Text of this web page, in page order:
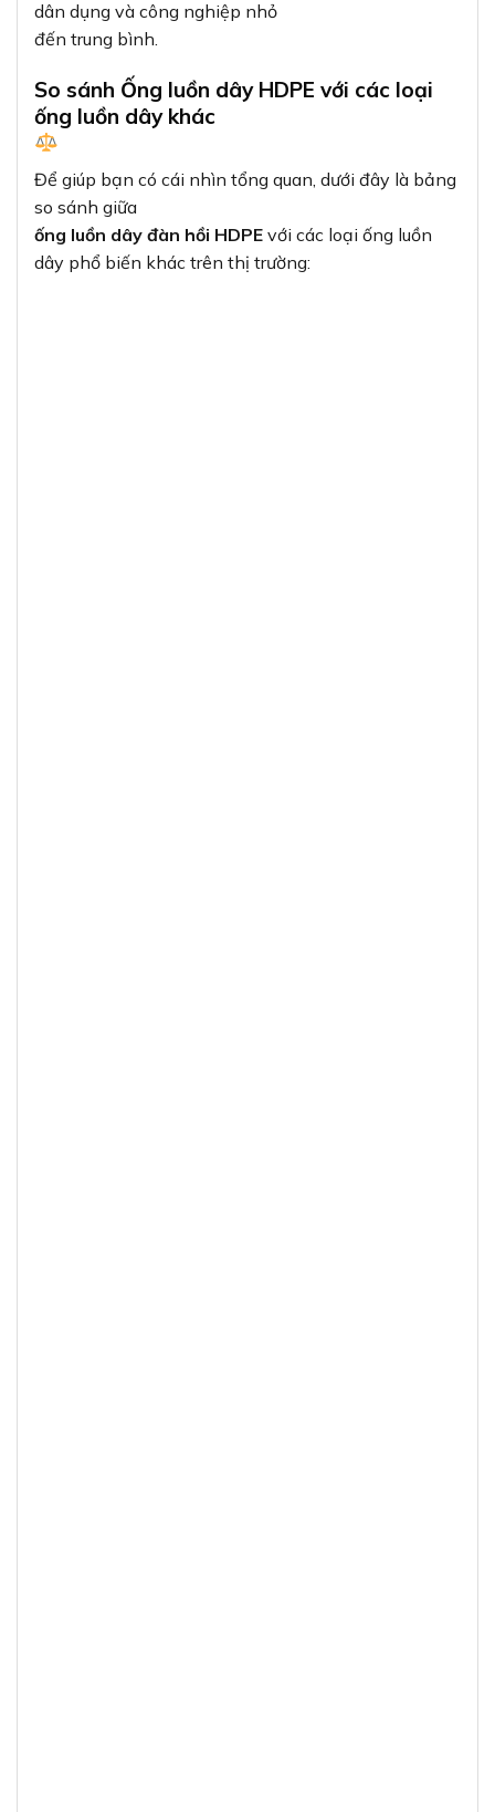
dân dụng và công nghiệp nhỏ
đến trung bình.
So sánh Ống luồn dây HDPE với các loại
ống luồn dây khác
Để giúp bạn có cái nhìn tổng quan, dưới đây là bảng
so sánh giữa
ống luồn dây đàn hồi HDPE với các loại ống luồn
dây phổ biến khác trên thị trường: